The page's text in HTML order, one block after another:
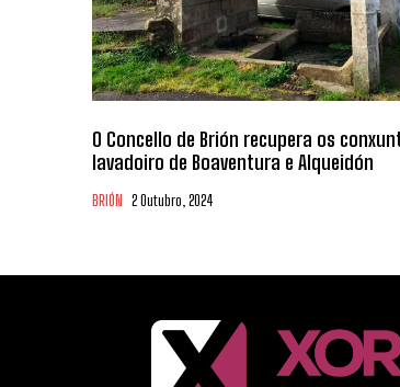
O Concello de Brión recupera os
lavadoiro de Boaventura e Alqueidón
BRIÓN 2 Outubro, 2024